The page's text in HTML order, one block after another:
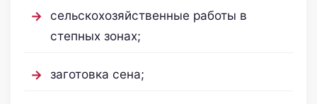
сельскохозяйственные работы в
степных зонах;
заготовка сена;